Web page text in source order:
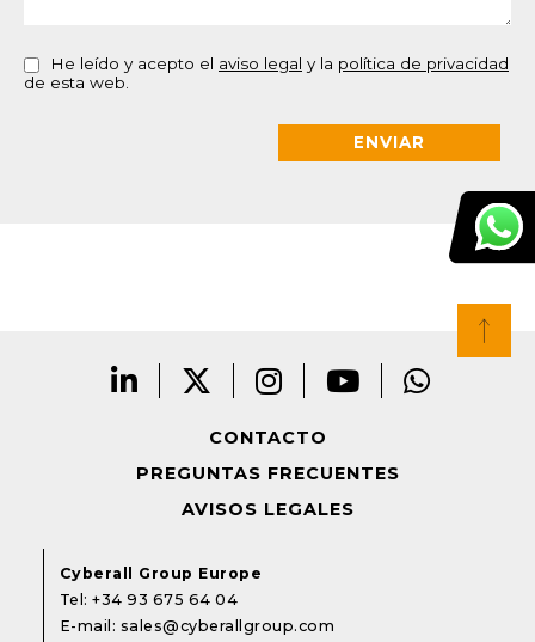
He leído y acepto el aviso legal y la política de privacidad
de esta web.
CONTACTO
PREGUNTAS FRECUENTES
AVISOS LEGALES
Cyberall Group Europe
Tel:+34 93 675 64 04
E-mail: sales@cyberallgroup.com